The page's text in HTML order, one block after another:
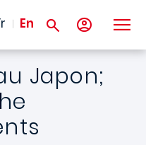
En
Japon;